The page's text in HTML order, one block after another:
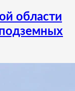
области